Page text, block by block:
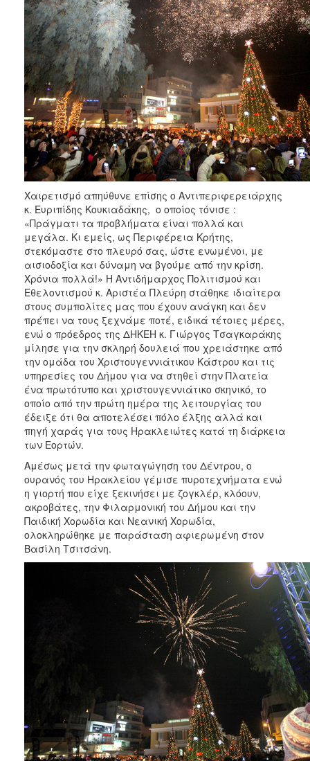
Χαιρετισμό απηύθυνε επίσης ο Αντιπεριφερειάρχης
κ. Ευριπίδης Κουκιαδάκης, ο οποίος τόνισε :
«Πράγματι τα προβλήματα είναι πολλά και
μεγάλα. Κι εμείς, ως Περιφέρεια Κρήτης,
στεκόμαστε στο πλευρό σας, ώστε ενωμένοι, με
αισιοδοξία και δύναμη να βγούμε από την κρίση.
Χρόνια πολλά!» Η Αντιδήμαρχος Πολιτισμού και
Εθελοντισμού κ. Αριστέα Πλεύρη στάθηκε ιδιαίτερα
στους συμπολίτες μας που έχουν ανάγκη και δεν
πρέπει να τους ξεχνάμε ποτέ, ειδικά τέτοιες μέρες,
ενώ ο πρόεδρος της ΔΗΚΕΗ κ. Γιώργος Τσαγκαράκης
μίλησε για την σκληρή δουλειά που χρειάστηκε από
την ομάδα του Χριστουγεννιάτικου Κάστρου και τις
υπηρεσίες του Δήμου για να στηθεί στην Πλατεία
ένα πρωτότυπο και χριστουγεννιάτικο σκηνικό, το
οποίο από την πρώτη ημέρα της λειτουργίας του
έδειξε ότι θα αποτελέσει πόλο έλξης αλλά και
πηγή χαράς για τους Ηρακλειώτες κατά τη διάρκεια
των Εορτών.
Αμέσως μετά την φωταγώγηση του Δέντρου, ο
ουρανός του Ηρακλείου γέμισε πυροτεχνήματα ενώ
η γιορτή που είχε ξεκινήσει με ζογκλέρ, κλόουν,
ακροβάτες, την Φιλαρμονική του Δήμου και την
Παιδική Χορωδία και Νεανική Χορωδία,
ολοκληρώθηκε με παράσταση αφιερωμένη στον
Βασίλη Τσιτσάνη.